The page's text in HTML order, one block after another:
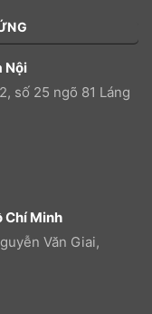
Nội
số 25 ngõ 81 Láng
Chí Minh
Văn Giai,